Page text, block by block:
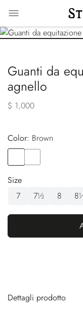
Guanti da
agnello
$ 1,000
Color:
brown
Size
7
7½ 8
Dettagli prodotto